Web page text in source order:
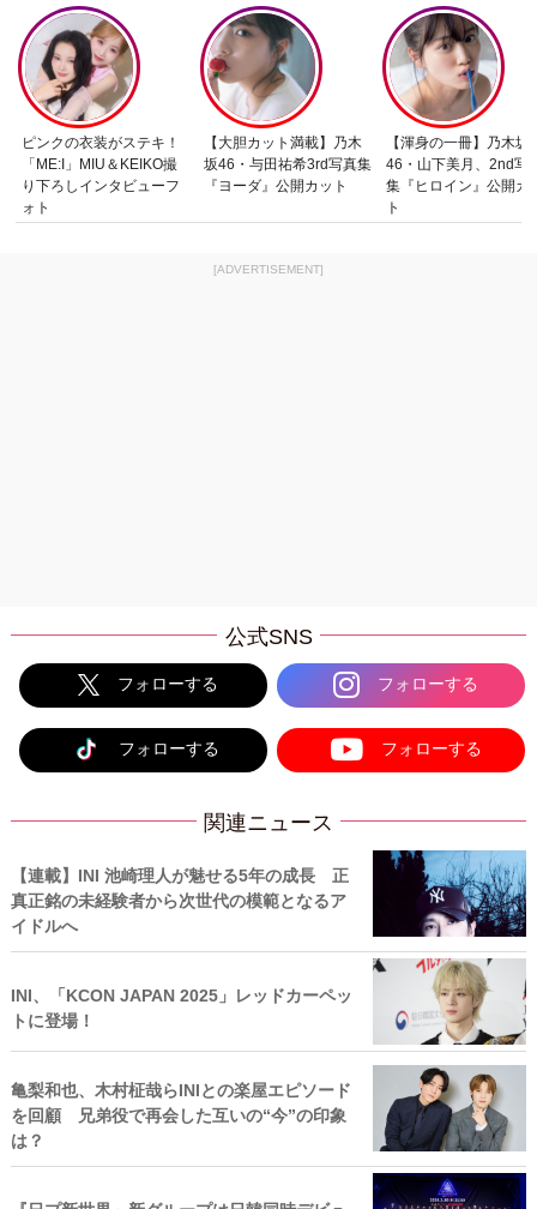
ピンクの衣装がステキ！
「ME:I」MIU＆KEIKO撮
り下ろしインタビューフ
ォト
【大胆カット満載】乃木
坂46・与田祐希3rd写真集
『ヨーダ』公開カット
【渾身の一冊】乃木坂
46・山下美月、2nd写
集『ヒロイン』公開カ
ト
[ADVERTISEMENT]
公式SNS
フォローする フォローする
フォローする フォローする
関連ニュース
【連載】INI 池崎理人が魅せる5年の成長 正
真正銘の未経験者から次世代の模範となるア
イドルへ
INI、「KCON JAPAN 2025」レッドカーペッ
トに登場！
亀梨和也、木村柾哉らINIとの楽屋エピソード
を回顧 兄弟役で再会した互いの“今”の印象
は？